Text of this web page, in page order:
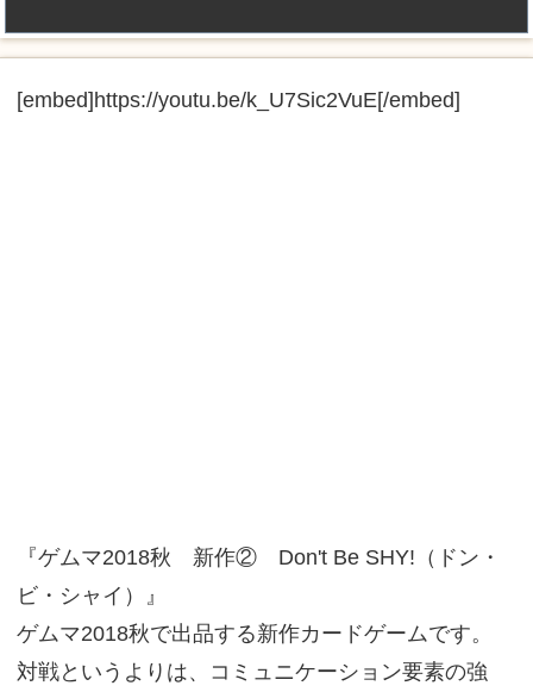
[embed]https://youtu.be/k_U7Sic2VuE[/embed]
『ゲムマ2018秋 新作② Don't Be SHY!（ドン・
ビ・シャイ）』
ゲムマ2018秋で出品する新作カードゲームです。
対戦というよりは、コミュニケーション要素の強